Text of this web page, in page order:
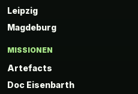
Leipzig
Magdeburg
MISSIONEN
Artefacts
Doc Eisenbarth